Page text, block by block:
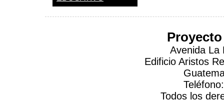
Avenida La
Edificio Aristos
Todos los